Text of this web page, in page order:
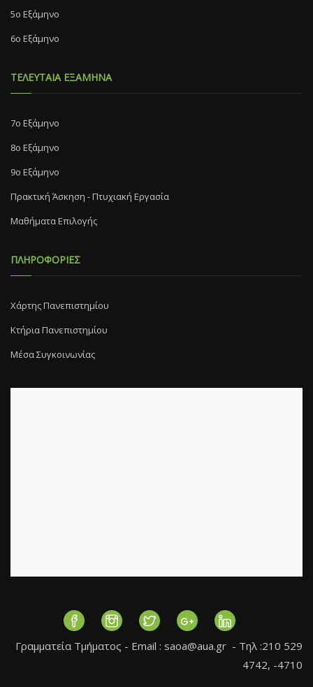
5ο Εξάμηνο
6ο Εξάμηνο
ΤΕΛΕΥΤΑΙΑ ΕΞΑΜΗΝΑ
7o Eξάμηνο
8o Eξάμηνο
9ο Εξάμηνο
Πρακτική Άσκηση - Πτυχιακή Εργασία
Μαθήματα Επιλογής
ΠΛΗΡΟΦΟΡΙΕΣ
Χάρτης Πανεπιστημίου
Κτήρια Πανεπιστημίου
Μέσα Συγκοινωνίας
Γραμματεία Τμήματος - Εmail : saoa@aua.gr - Τηλ :210 529
4742, -4710